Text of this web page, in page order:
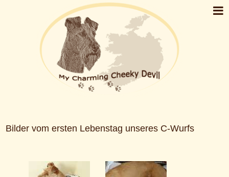
Bilder vom ersten Lebenstag unseres C-Wurfs